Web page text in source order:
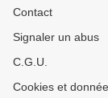
Contact
Signaler un abus
C.G.U.
Cookies et